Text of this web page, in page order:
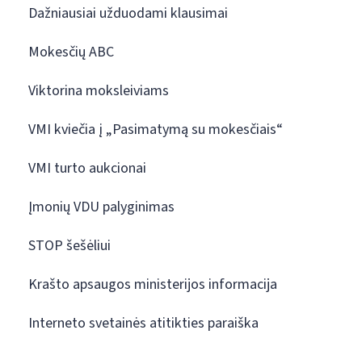
Dažniausiai užduodami klausimai
Mokesčių ABC
Viktorina moksleiviams
VMI kviečia į „Pasimatymą su mokesčiais“
VMI turto aukcionai
Įmonių VDU palyginimas
STOP šešėliui
Krašto apsaugos ministerijos informacija
Interneto svetainės atitikties paraiška